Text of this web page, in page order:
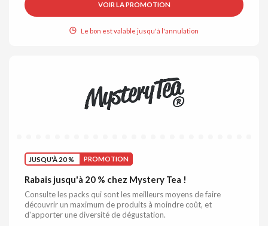
VOIR LA PROMOTION
Le bon est valable jusqu'à l'annulation
JUSQU'À 20 % PROMOTION
Rabais jusqu'à 20 % chez Mystery Tea !
Consulte les packs qui sont les meilleurs moyens de faire
découvrir un maximum de produits à moindre coût, et
d'apporter une diversité de dégustation.